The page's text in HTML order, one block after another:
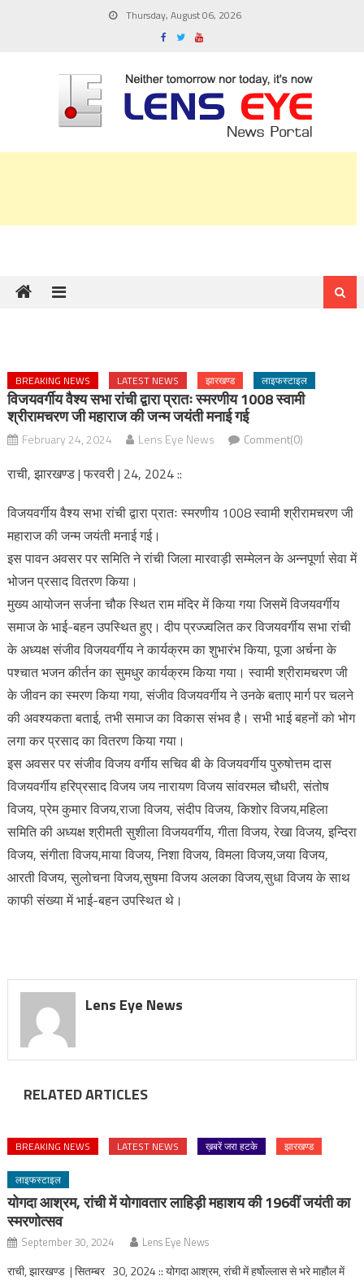
Thursday, August 06, 2026
BREAKING NEWS LATEST NEWS झारखण्ड लाइफस्टाइल
विजयवर्गीय वैश्य सभा रांची द्वारा प्रातः स्मरणीय 1008 स्वामी
श्रीरामचरण जी महाराज की जन्म जयंती मनाई गई
February 24, 2024 Lens Eye News Comment(0)
राची, झारखण्ड | फरवरी | 24, 2024 ::
विजयवर्गीय वैश्य सभा रांची द्वारा प्रातः स्मरणीय 1008 स्वामी श्रीरामचरण जी
महाराज की जन्म जयंती मनाई गई।
इस पावन अवसर पर समिति ने रांची जिला मारवाड़ी सम्मेलन के अन्नपूर्णा सेवा में
भोजन प्रसाद वितरण किया।
मुख्य आयोजन सर्जना चौक स्थित राम मंदिर में किया गया जिसमें विजयवर्गीय
समाज के भाई-बहन उपस्थित हुए। दीप प्रज्ज्वलित कर विजयवर्गीय सभा रांची
के अध्यक्ष संजीव विजयवर्गीय ने कार्यक्रम का शुभारंभ किया, पूजा अर्चना के
पश्चात भजन कीर्तन का सुमधुर कार्यक्रम किया गया। स्वामी श्रीरामचरण जी
के जीवन का स्मरण किया गया, संजीव विजयवर्गीय ने उनके बताए मार्ग पर चलने
की अवश्यकता बताई, तभी समाज का विकास संभव है। सभी भाई बहनों को भोग
लगा कर प्रसाद का वितरण किया गया।
इस अवसर पर संजीव विजय वर्गीय सचिव बी के विजयवर्गीय पुरुषोत्तम दास
विजयवर्गीय हरिप्रसाद विजय जय नारायण विजय सांवरमल चौधरी, संतोष
विजय, प्रेम कुमार विजय,राजा विजय, संदीप विजय, किशोर विजय,महिला
समिति की अध्यक्ष श्रीमती सुशीला विजयवर्गीय, गीता विजय, रेखा विजय, इन्दिरा
विजय, संगीता विजय,माया विजय, निशा विजय, विमला विजय,जया विजय,
आरती विजय, सुलोचना विजय,सुषमा विजय अलका विजय,सुधा विजय के साथ
काफी संख्या में भाई-बहन उपस्थित थे।
Lens Eye News
RELATED ARTICLES
BREAKING NEWS LATEST NEWS ख़बरें जरा हटके झारखण्ड
लाइफस्टाइल
योगदा आश्रम, रांची में योगावतार लाहिड़ी महाशय की 196वीं जयंती का
स्मरणोत्सव
September 30, 2024 Lens Eye News
राची, झारखण्ड | सितम्बर 30, 2024 :: योगदा आश्रम, रांची में हर्षोल्लास से भरे माहौल में